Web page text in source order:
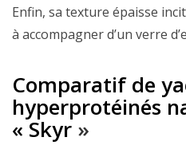
Enfin, sa texture épaisse
à accompagner d’un verre
Comparatif de
hyperprotéinés
« Skyr»